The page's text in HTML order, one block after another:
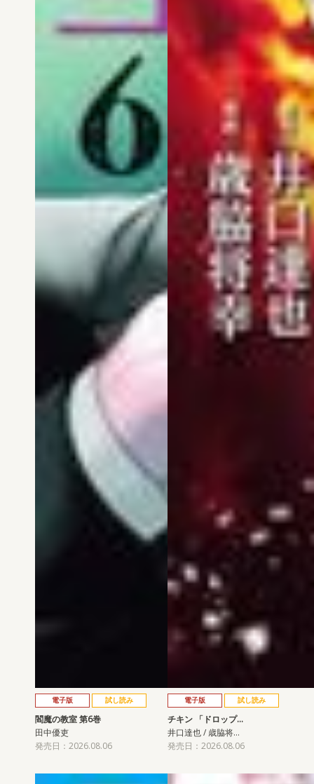
電子版 試し読み
閻魔の教室 第6巻
田中優吏
発売日：2026.08.06
電子版 試し読み
チキン 「ドロップ…
井口達也 / 歳脇将…
発売日：2026.08.06